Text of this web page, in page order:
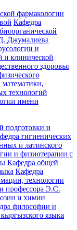
фармакологии
Кафедра
Джумалиева
и
и клинической
здоровья
технологий
имени
подготовки и
гигиенических
и латинского
и физиотерапии с
Кафедра общей
Кафедра
технологии
профессора Э.С.
и химии
философии и
языка